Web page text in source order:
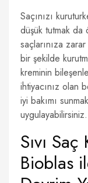
Saçınızı
düşük tutmak da
saçlarınıza
bir şekilde
kreminin
ihtiyacınız olan
iyi bakımı
uygulayabilirsiniz.
Sıvı
Bioblas